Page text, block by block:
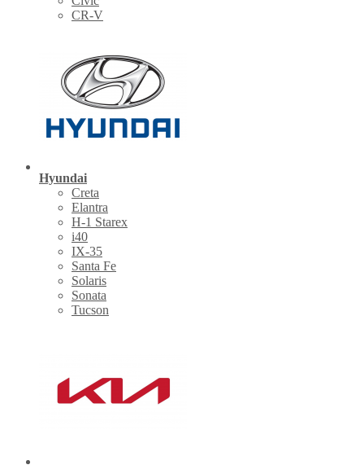
CR-V
Hyundai
Creta
Elantra
H-1 Starex
i40
IX-35
Santa Fe
Solaris
Sonata
Tucson